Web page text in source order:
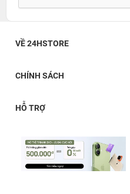
VỀ 24HSTORE
CHÍNH SÁCH
HỖ TRỢ